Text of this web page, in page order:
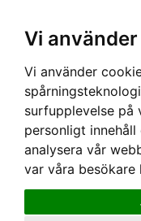
Vi
Vi använder
surfupplevelse på
personligt
analysera vår
var våra besökare
Hem› BARN›JACKOR › SIX